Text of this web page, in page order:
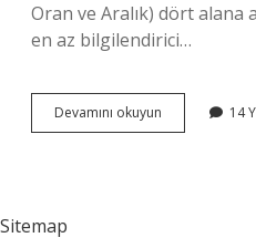
Oran ve Aralık) dört alana
en az bilgilendirici…
Devamını okuyun
Ne
14
Sitemap